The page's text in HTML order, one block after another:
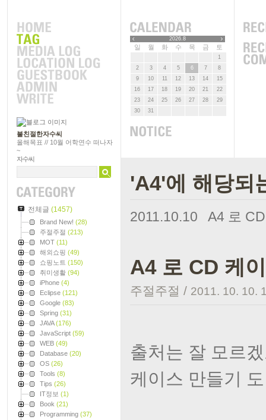
불친절한자수씨
올해목표 // 10월 어학연수 떠나자
~
자수씨
전체글 (1457)
Brand New! (28)
주절주절 (213)
MOT (11)
해외쇼핑 (49)
쇼핑노트 (150)
취미생활 (94)
iPhone (4)
Eclipse (121)
Google (83)
Spring (31)
JAVA(176)
JavaScript (59)
WEB (49)
Database (20)
OS (26)
Tools (8)
Tips (26)
IT정보 (1)
Book (21)
Programming (37)
2026.8
일 월 화 수 목 금 토
1
2
3 4 5 6 7
8
9
10 11 12 13 14
15
16
17 18 19 20 21
22
23
24 25 26 27 28
29
30
31
'A4'에 해당되
2011.10.10 A4 로
A4 로 CD 케
주절주절 / 2011. 10. 10.
출처는 잘 모르
케이스 만들기